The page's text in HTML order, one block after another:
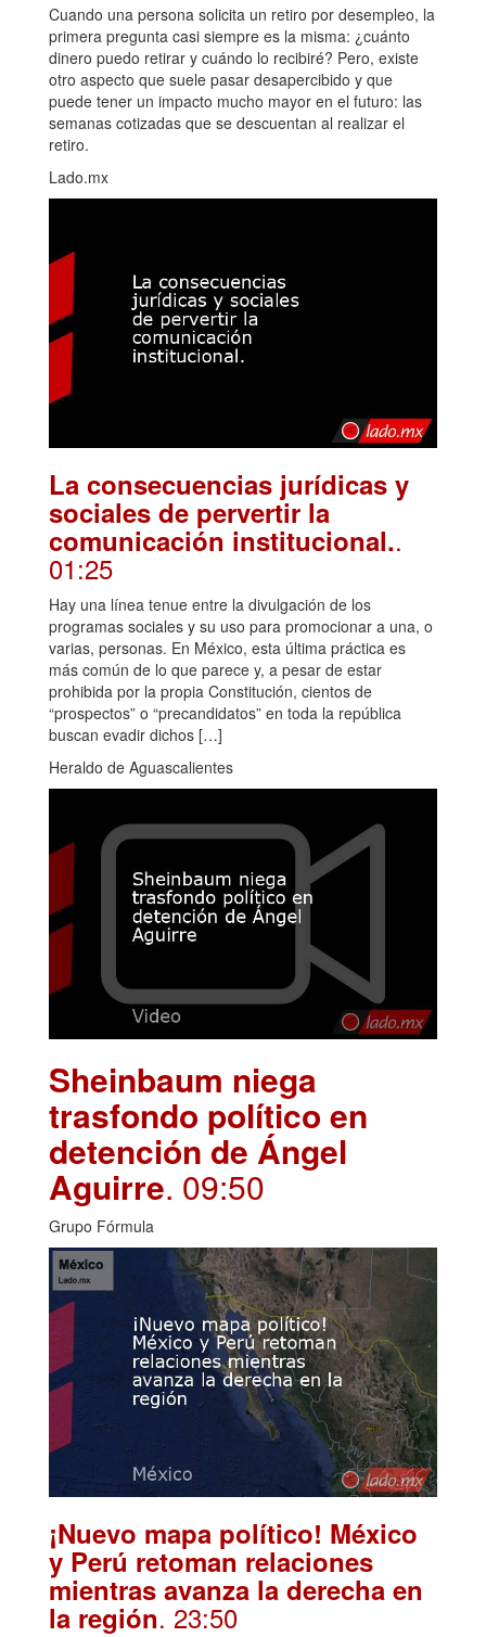
Cuando una persona solicita un retiro por desempleo, la
primera pregunta casi siempre es la misma: ¿cuánto
dinero puedo retirar y cuándo lo recibiré? Pero, existe
otro aspecto que suele pasar desapercibido y que
puede tener un impacto mucho mayor en el futuro: las
semanas cotizadas que se descuentan al realizar el
retiro.
Lado.mx
La consecuencias jurídicas y
sociales de pervertir la
comunicación institucional..
01:25
Hay una línea tenue entre la divulgación de los
programas sociales y su uso para promocionar a una, o
varias, personas. En México, esta última práctica es
más común de lo que parece y, a pesar de estar
prohibida por la propia Constitución, cientos de
“prospectos” o “precandidatos” en toda la república
buscan evadir dichos […]
Heraldo de Aguascalientes
Sheinbaum niega
trasfondo político en
detención de Ángel
Aguirre. 09:50
Grupo Fórmula
¡Nuevo mapa político! México
y Perú retoman relaciones
mientras avanza la derecha en
la región. 23:50